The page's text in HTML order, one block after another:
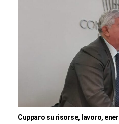
Cupparo su risorse, lavoro,